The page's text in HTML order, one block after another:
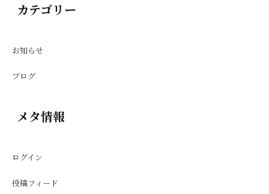
カテゴリー
お知らせ
ブログ
メタ情報
ログイン
投稿フィード